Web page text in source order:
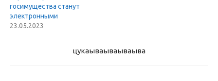
госимущества станут
электронными
23.05.2023
цукаываываываыва